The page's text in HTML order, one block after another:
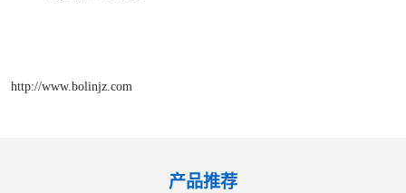
http://www.bolinjz.com
产品推荐